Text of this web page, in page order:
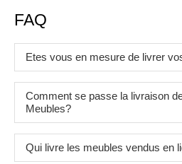
FAQ
Etes vous en mesure de livrer
Comment se passe la livraison
Meubles?
Qui livre les meubles vendus en